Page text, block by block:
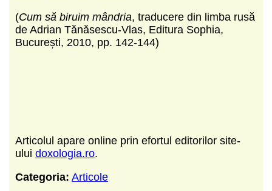
(Cum să biruim mândria, traducere din limba rusă
de Adrian Tănăsescu-Vlas, Editura Sophia,
București, 2010, pp. 142-144)
Articolul apare online prin efortul editorilor site-
ului doxologia.ro.
Categoria: Articole